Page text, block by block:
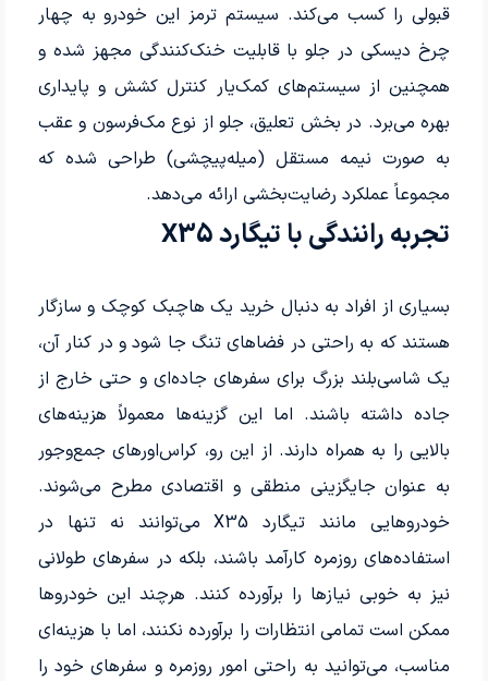
قبولی را کسب می‌کند. سیستم ترمز این خودرو به چهار
چرخ دیسکی در جلو با قابلیت خنک‌کنندگی مجهز شده و
همچنین از سیستم‌های کمک‌یار کنترل کشش و پایداری
بهره می‌برد. در بخش تعلیق، جلو از نوع مک‌فرسون و عقب
به صورت نیمه مستقل (میله‌پیچشی) طراحی شده که
مجموعاً عملکرد رضایت‌بخشی ارائه می‌دهد.
تجربه رانندگی با تیگارد X35
بسیاری از افراد به دنبال خرید یک هاچبک کوچک و سازگار
هستند که به راحتی در فضاهای تنگ جا شود و در کنار آن،
یک شاسی‌بلند بزرگ برای سفرهای جاده‌ای و حتی خارج از
جاده داشته باشند. اما این گزینه‌ها معمولاً هزینه‌های
بالایی را به همراه دارند. از این رو، کراس‌اورهای جمع‌وجور
به عنوان جایگزینی منطقی و اقتصادی مطرح می‌شوند.
خودروهایی مانند تیگارد X35 می‌توانند نه تنها در
استفاده‌های روزمره کارآمد باشند، بلکه در سفرهای طولانی
نیز به خوبی نیازها را برآورده کنند. هرچند این خودروها
ممکن است تمامی انتظارات را برآورده نکنند، اما با هزینه‌ای
مناسب، می‌توانید به راحتی امور روزمره و سفرهای خود را